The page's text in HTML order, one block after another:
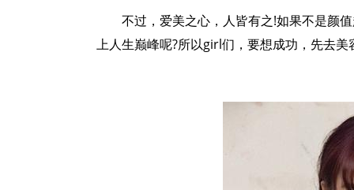
不过，爱美之心，人皆有之!如果不是颜
上人生巅峰呢?所以girl们，要想成功，先去美